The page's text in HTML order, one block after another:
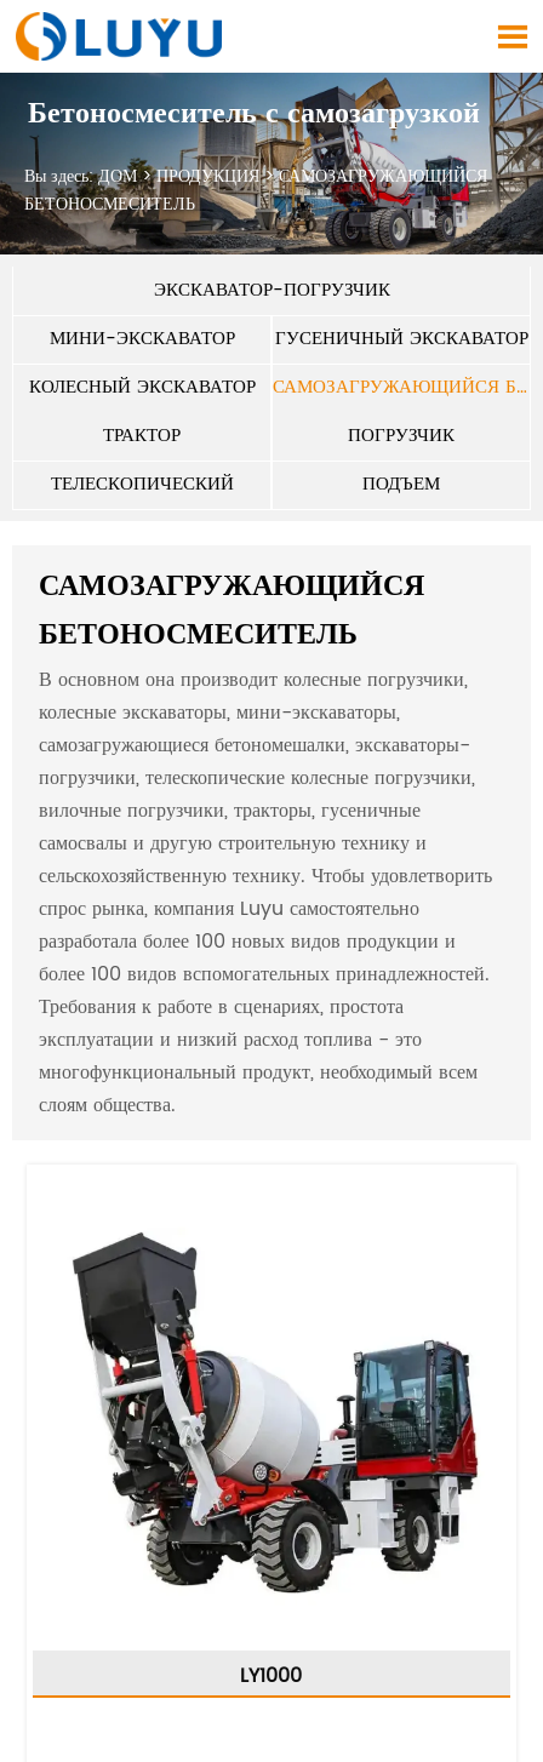

Бетоносмеситель с самозагрузкой
Вы здесь:ДОМ>ПРОДУКЦИЯ>САМОЗАГРУЖАЮЩИЙСЯ
БЕТОНОСМЕСИТЕЛЬ
ЭКСКАВАТОР-ПОГРУЗЧИК
МИНИ-ЭКСКАВАТОР
ГУСЕНИЧНЫЙ ЭКСКАВАТОР
КОЛЕСНЫЙ ЭКСКАВАТОР
САМОЗАГРУЖАЮЩИЙСЯ БЕТОНОСМЕСИТЕЛЬ
ТРАКТОР
ПОГРУЗЧИК
ТЕЛЕСКОПИЧЕСКИЙ
ПОДЪЕМ
САМОЗАГРУЖАЮЩИЙСЯ
БЕТОНОСМЕСИТЕЛЬ
В основном она производит колесные погрузчики,
колесные экскаваторы, мини-экскаваторы,
самозагружающиеся бетономешалки, экскаваторы-
погрузчики, телескопические колесные погрузчики,
вилочные погрузчики, тракторы, гусеничные
самосвалы и другую строительную технику и
сельскохозяйственную технику. Чтобы удовлетворить
спрос рынка, компания Luyu самостоятельно
разработала более 100 новых видов продукции и
более 100 видов вспомогательных принадлежностей.
Требования к работе в сценариях, простота
эксплуатации и низкий расход топлива - это
многофункциональный продукт, необходимый всем
слоям общества.
LY1000